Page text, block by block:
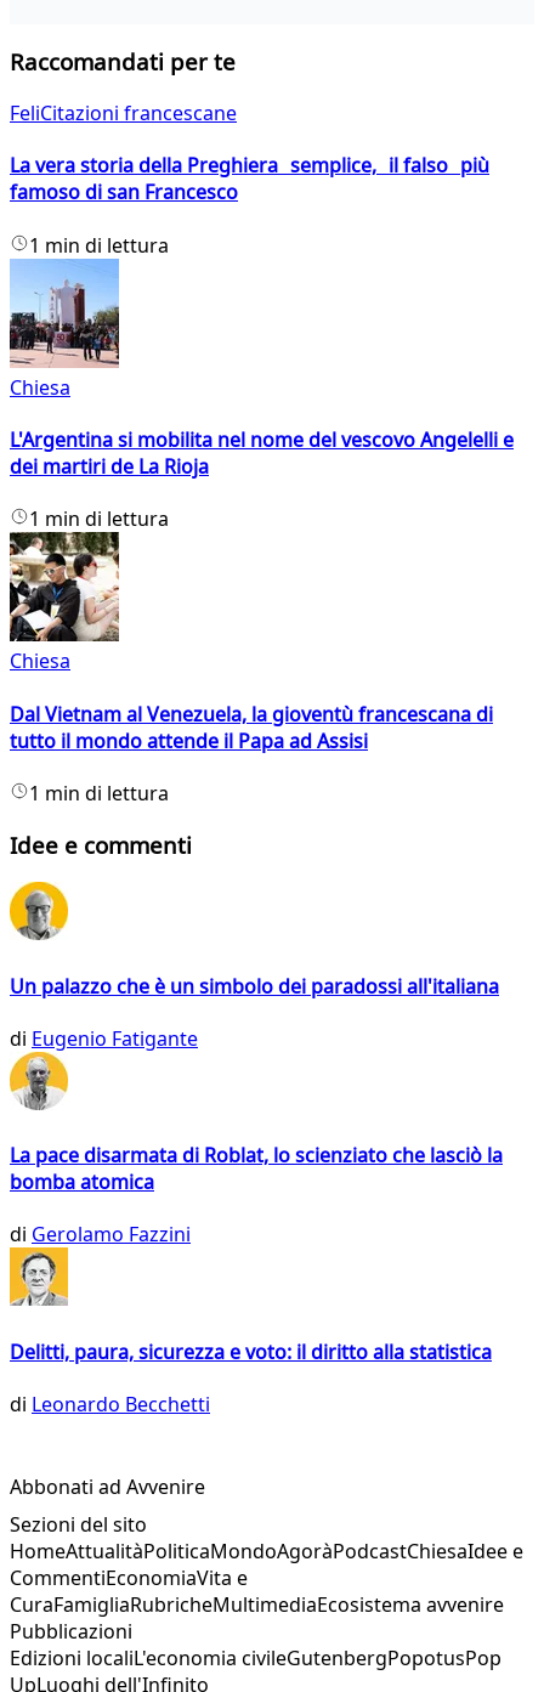
Raccomandati per te
FeliCitazioni francescane
La vera storia della Preghiera semplice, il falso più
famoso di san Francesco
1 min di lettura
Chiesa
L'Argentina si mobilita nel nome del vescovo Angelelli e
dei martiri de La Rioja
1 min di lettura
Chiesa
Dal Vietnam al Venezuela, la gioventù francescana di
tutto il mondo attende il Papa ad Assisi
1 min di lettura
Idee e commenti
Un palazzo che è un simbolo dei paradossi all'italiana
di Eugenio Fatigante
La pace disarmata di Roblat, lo scienziato che lasciò la
bomba atomica
di Gerolamo Fazzini
Delitti, paura, sicurezza e voto: il diritto alla statistica
di Leonardo Becchetti
Abbonati ad Avvenire
Sezioni del sito
HomeAttualitàPoliticaMondoAgoràPodcastChiesaIdee e
CommentiEconomiaVita e
CuraFamigliaRubricheMultimediaEcosistema avvenire
Pubblicazioni
Edizioni localiL'economia civileGutenbergPopotusPop
UpLuoghi dell'Infinito